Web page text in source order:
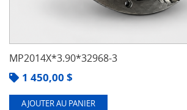
MP2014X*3.90*32968-3
1 450,00 $
AJOUTER AU PANIER